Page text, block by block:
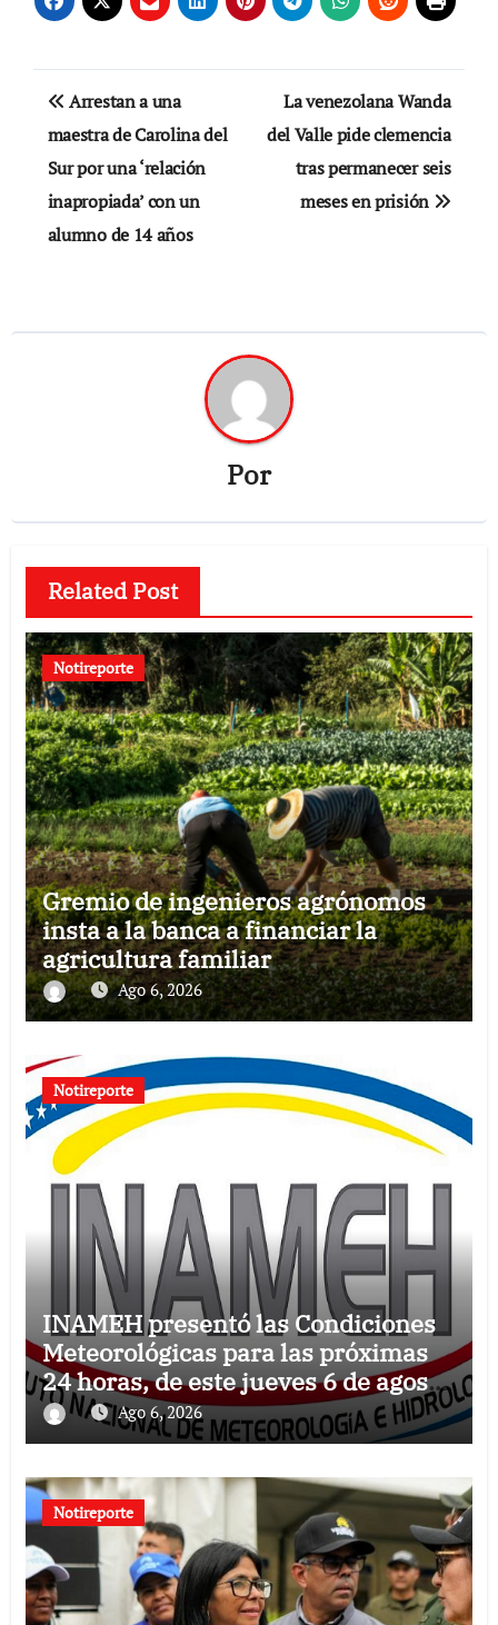
Navegación
de
entradas
Arrestan a una
maestra de Carolina del
Sur por una ‘relación
inapropiada’ con un
alumno de 14 años
La venezolana Wanda
del Valle pide clemencia
tras permanecer seis
meses en prisión
Por
Related Post
Notireporte
Gremio de ingenieros agrónomos
insta a la banca a financiar la
agricultura familiar
Ago 6, 2026
Notireporte
INAMEH presentó las Condiciones
Meteorológicas para las próximas
24 horas, de este jueves 6 de agosto
2026
Ago 6, 2026
Notireporte